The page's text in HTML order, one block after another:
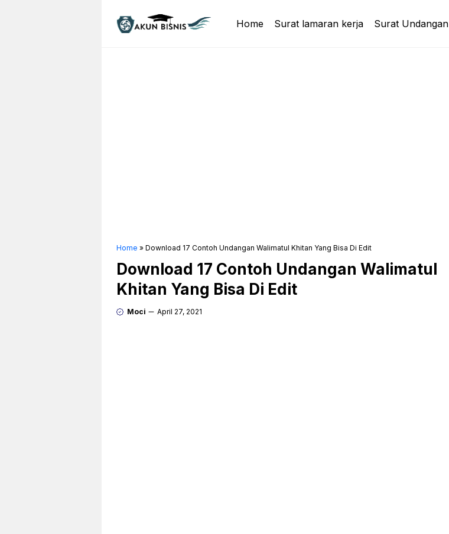
Home Surat lamaran kerja Surat Undangan
Home » Download 17 Contoh Undangan Walimatul Khitan Yang Bisa Di Edit
Download 17 Contoh Undangan Walimatul
Khitan Yang Bisa Di Edit
Moci April 27, 2021